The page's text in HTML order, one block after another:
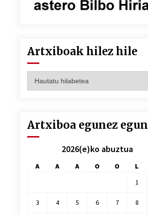
Artxiboak hilez hile
hilez
Artxiboa egunez egun
2026(e)ko abuztua
A A A O O L
1
3 4 5 6 7 8